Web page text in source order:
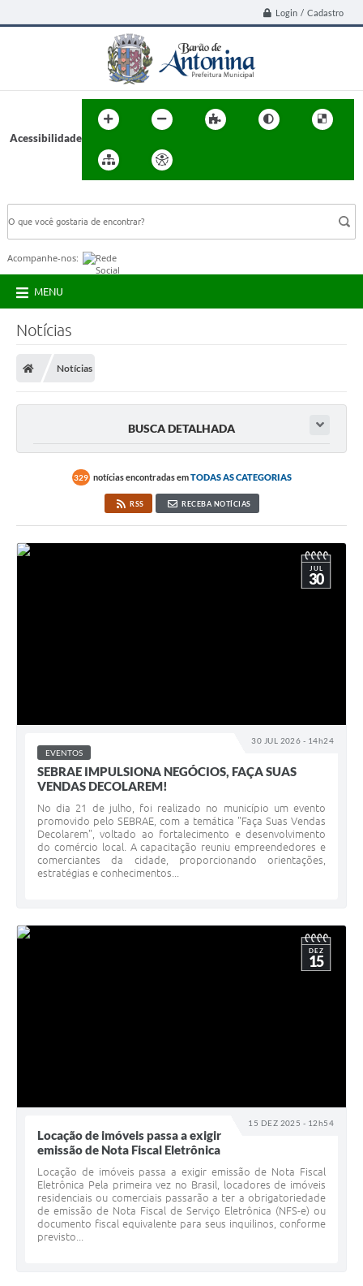
Login / Cadastro
Acessibilidade
Acompanhe-nos:
MENU
Notícias
Notícias
BUSCA DETALHADA
329 notícias encontradas emTODAS AS CATEGORIAS
RSS RECEBA NOTÍCIAS
30 JUL 2026 - 14h24
JUL
30
EVENTOS
SEBRAE IMPULSIONA NEGÓCIOS, FAÇA SUAS
VENDAS DECOLAREM!
No dia 21 de julho, foi realizado no município um evento
promovido pelo SEBRAE, com a temática "Faça Suas Vendas
Decolarem", voltado ao fortalecimento e desenvolvimento
do comércio local. A capacitação reuniu empreendedores e
comerciantes da cidade, proporcionando orientações,
estratégias e conhecimentos...
15 DEZ 2025 - 12h54
DEZ
15
Locação de imóveis passa a exigir
emissão de Nota Fiscal Eletrônica
Locação de imóveis passa a exigir emissão de Nota Fiscal
Eletrônica Pela primeira vez no Brasil, locadores de imóveis
residenciais ou comerciais passarão a ter a obrigatoriedade
de emissão de Nota Fiscal de Serviço Eletrônica (NFS-e) ou
documento fiscal equivalente para seus inquilinos, conforme
previsto...